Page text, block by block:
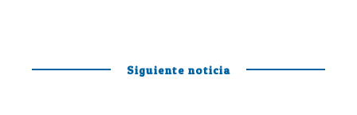
Siguiente noticia